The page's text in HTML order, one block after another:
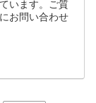
います。ご質
お問い合わせ